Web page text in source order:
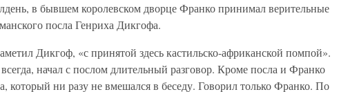
в бывшем королевском дворце Франко принимал верительные
посла Генриха Дикгофа.
Дикгоф, «с принятой здесь кастильско-африканской помпой».
всегда, начал с послом длительный разговор. Кроме посла и Франко
который ни разу не вмешался в беседу. Говорил только Франко. По